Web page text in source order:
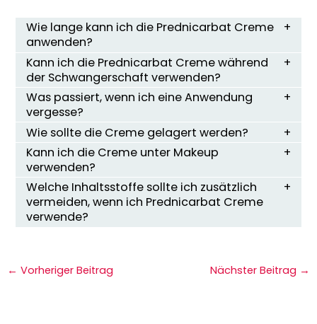
Wie lange kann ich die Prednicarbat Creme
anwenden?
Kann ich die Prednicarbat Creme während
der Schwangerschaft verwenden?
Was passiert, wenn ich eine Anwendung
vergesse?
Wie sollte die Creme gelagert werden?
Kann ich die Creme unter Makeup
verwenden?
Welche Inhaltsstoffe sollte ich zusätzlich
vermeiden, wenn ich Prednicarbat Creme
verwende?
← Vorheriger Beitrag Nächster Beitrag →